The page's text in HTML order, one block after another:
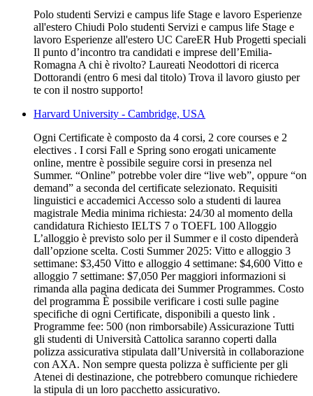
Polo studenti Servizi e campus life Stage e lavoro Esperienze
all'estero Chiudi Polo studenti Servizi e campus life Stage e
lavoro Esperienze all'estero UC CareER Hub Progetti speciali
Il punto d’incontro tra candidati e imprese dell’Emilia-
Romagna A chi è rivolto? Laureati Neodottori di ricerca
Dottorandi (entro 6 mesi dal titolo) Trova il lavoro giusto per
te con il nostro supporto!
Harvard University - Cambridge, USA
Ogni Certificate è composto da 4 corsi, 2 core courses e 2
electives . I corsi Fall e Spring sono erogati unicamente
online, mentre è possibile seguire corsi in presenza nel
Summer. “Online” potrebbe voler dire “live web”, oppure “on
demand” a seconda del certificate selezionato. Requisiti
linguistici e accademici Accesso solo a studenti di laurea
magistrale Media minima richiesta: 24/30 al momento della
candidatura Richiesto IELTS 7 o TOEFL 100 Alloggio
L’alloggio è previsto solo per il Summer e il costo dipenderà
dall’opzione scelta. Costi Summer 2025: Vitto e alloggio 3
settimane: $3,450 Vitto e alloggio 4 settimane: $4,600 Vitto e
alloggio 7 settimane: $7,050 Per maggiori informazioni si
rimanda alla pagina dedicata dei Summer Programmes. Costo
del programma È possibile verificare i costi sulle pagine
specifiche di ogni Certificate, disponibili a questo link .
Programme fee: 500 (non rimborsabile) Assicurazione Tutti
gli studenti di Università Cattolica saranno coperti dalla
polizza assicurativa stipulata dall’Università in collaborazione
con AXA. Non sempre questa polizza è sufficiente per gli
Atenei di destinazione, che potrebbero comunque richiedere
la stipula di un loro pacchetto assicurativo.